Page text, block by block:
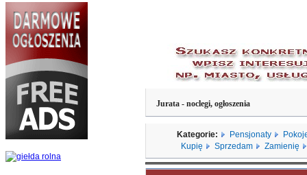
Jurata - noclegi, ogłoszenia
Kategorie: Pensjonaty
Kupię
Sprzedam Zamienię